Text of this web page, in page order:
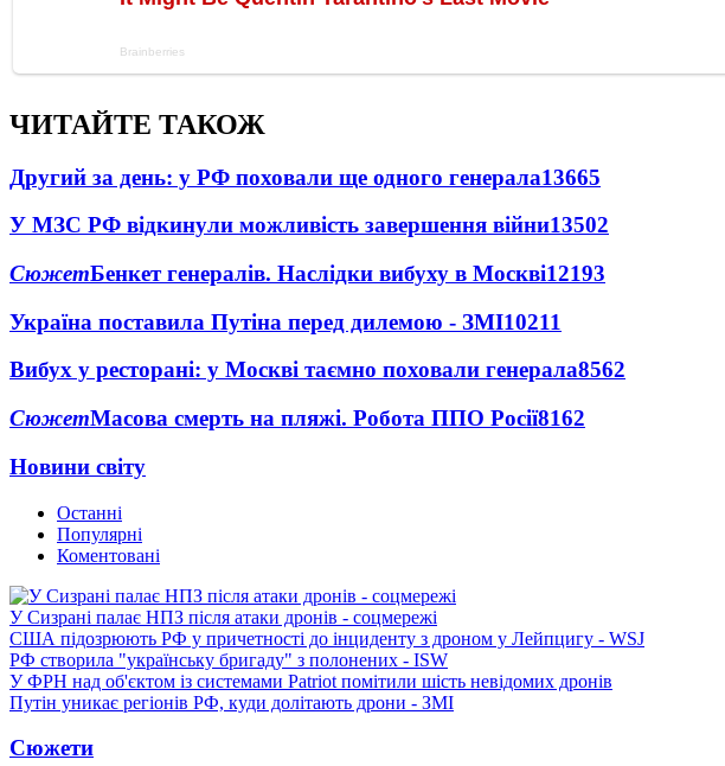
ЧИТАЙТЕ ТАКОЖ
Другий за день: у РФ поховали ще одного генерала13665
У МЗС РФ відкинули можливість завершення війни13502
СюжетБенкет генералів. Наслідки вибуху в Москві12193
Україна поставила Путіна перед дилемою - ЗМІ10211
Вибух у ресторані: у Москві таємно поховали генерала8562
СюжетМасова смерть на пляжі. Робота ППО Росії8162
Новини світу
Останні
Популярні
Коментовані
У Сизрані палає НПЗ після атаки дронів - соцмережі
США підозрюють РФ у причетності до інциденту з дроном у Лейпцигу - WSJ
РФ створила "українську бригаду" з полонених - ISW
У ФРН над об'єктом із системами Patriot помітили шість невідомих дронів
Путін уникає регіонів РФ, куди долітають дрони - ЗМІ
Сюжети